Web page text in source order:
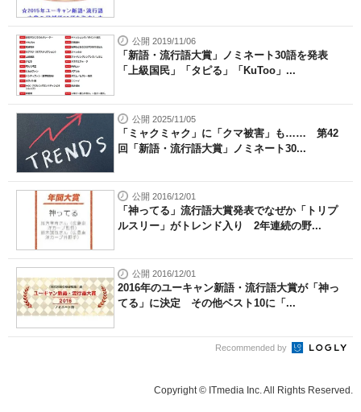
公開 2019/11/06
「新語・流行語大賞」ノミネート30語を発表
「上級国民」「タピる」「KuToo」...
公開 2025/11/05
「ミャクミャク」に「クマ被害」も…… 第42
回「新語・流行語大賞」ノミネート30...
公開 2016/12/01
「神ってる」流行語大賞発表でなぜか「トリプ
ルスリー」がトレンド入り 2年連続の野...
公開 2016/12/01
2016年のユーキャン新語・流行語大賞が「神っ
てる」に決定 その他ベスト10に「...
Recommended by
Copyright © ITmedia Inc. All Rights Reserved.